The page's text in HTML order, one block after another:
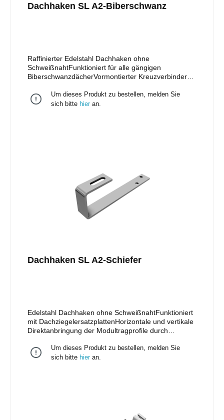
Dachhaken SL A2-Biberschwanz
Raffinierter Edelstahl Dachhaken ohne
SchweißnahtFunktioniert für alle gängigen
BiberschwanzdächerVormontierter Kreuzverbinder
Bohrungen in der Anschraubfläche erlauben eine
seitliche AnpassungBewährte und einfache
Um dieses Produkt zu bestellen, melden Sie
sich bitte hier an.
Dachhaken SL A2-Schiefer
Edelstahl Dachhaken ohne SchweißnahtFunktioniert
mit DachziegelersatzplattenHorizontale und vertikale
Direktanbringung der Modultragprofile durch
und Muttern optional erhältlich, Art.-Nr. 93110-25 und
Art.-Nr. 93306-10Installation einlagig oder im
Um dieses Produkt zu bestellen, melden Sie
sich bitte hier an.